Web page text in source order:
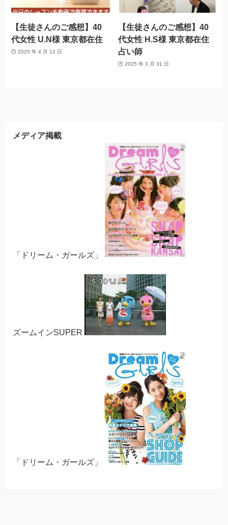
【生徒さんのご感想】40
代女性 U.N様 東京都在住
2025 年 4 月 12 日
【生徒さんのご感想】40
代女性 H.S様 東京都在住
占い師
2025 年 3 月 31 日
メディア掲載
「ドリーム・ガールズ」
ズームインSUPER
「ドリーム・ガールズ」